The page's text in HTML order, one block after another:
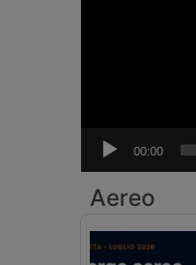
00:00
Aereo